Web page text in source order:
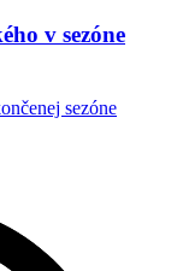
v sezóne
sezóne